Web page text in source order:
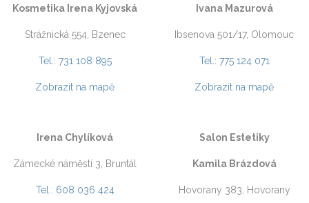
Kosmetika Irena Kyjovská
Strážnická 554, Bzenec
Tel.: 731 108 895
Zobrazit na mapě
Ivana Mazurová
Ibsenova 501/17, Olomouc
Tel.: 775 124 071
Zobrazit na mapě
Irena Chylíková
Zámecké náměstí 3, Bruntál
Tel.: 608 036 424
Salon Estetiky
Kamila Brázdová
Hovorany 383, Hovorany